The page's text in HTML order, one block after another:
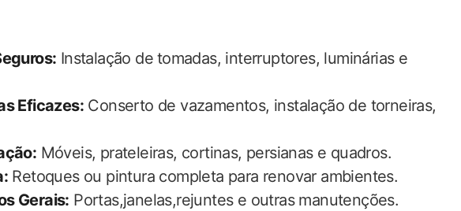
Instalação de ⁢tomadas, interruptores, luminárias e
Eficazes: Conserto de vazamentos, instalação de‌ torneiras,
Móveis, prateleiras, cortinas, persianas e quadros.
Retoques‍ ou pintura completa para renovar ambientes.
Gerais: Portas,janelas,rejuntes e outras‍ manutenções.